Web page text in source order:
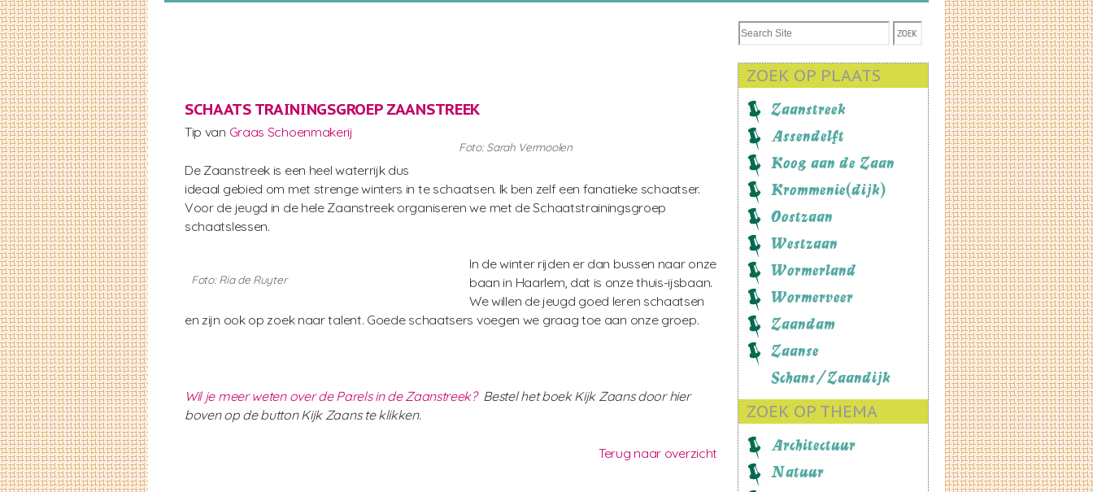
SCHAATS TRAININGSGROEP ZAANSTREEK
Foto: Sarah Vermoolen
Tip van Graas Schoenmakerij
De Zaanstreek is een heel waterrijk dus
ideaal gebied om met strenge winters in te schaatsen. Ik ben zelf een fanatieke schaatser.
Voor de jeugd in de hele Zaanstreek organiseren we met de Schaatstrainingsgroep
schaatslessen.
Foto: Ria de Ruyter
In de winter rijden er dan bussen naar onze
baan in Haarlem, dat is onze thuis-ijsbaan.
We willen de jeugd goed leren schaatsen
en zijn ook op zoek naar talent. Goede schaatsers voegen we graag toe aan onze groep.
Wil je meer weten over de Parels in de Zaanstreek? Bestel het boek Kijk Zaans door hier
boven op de button Kijk Zaans te klikken.
Terug naar overzicht
ZOEK OP PLAATS
Zaanstreek
Assendelft
Koog aan de Zaan
Krommenie(dijk)
Oostzaan
Westzaan
Wormerland
Wormerveer
Zaandam
Zaanse
Schans/Zaandijk
ZOEK OP THEMA
Architectuur
Natuur